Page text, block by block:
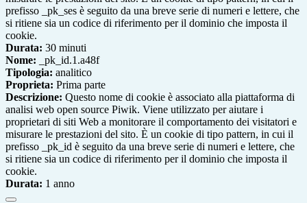
prefisso _pk_ses è seguito da una breve serie di numeri e lettere, che
si ritiene sia un codice di riferimento per il dominio che imposta il
cookie.
Durata: 30 minuti
Nome: _pk_id.1.a48f
Tipologia: analitico
Proprieta: Prima parte
Descrizione: Questo nome di cookie è associato alla piattaforma di
analisi web open source Piwik. Viene utilizzato per aiutare i
proprietari di siti Web a monitorare il comportamento dei visitatori e
misurare le prestazioni del sito. È un cookie di tipo pattern, in cui il
prefisso _pk_id è seguito da una breve serie di numeri e lettere, che
si ritiene sia un codice di riferimento per il dominio che imposta il
cookie.
Durata: 1 anno